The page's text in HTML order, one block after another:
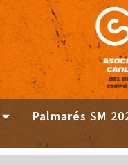
Palmarés SM